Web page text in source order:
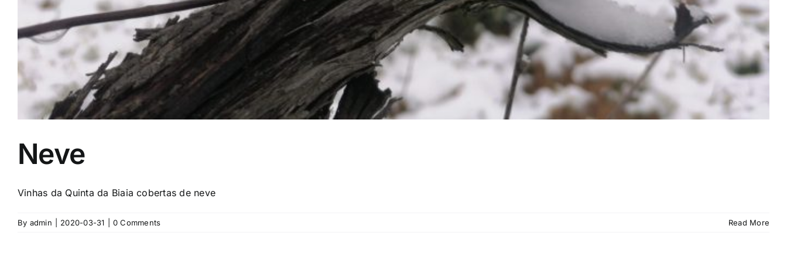
Neve
Vinhas da Quinta da Biaia cobertas de neve
By admin 2020-03-31 0 Comments Read More